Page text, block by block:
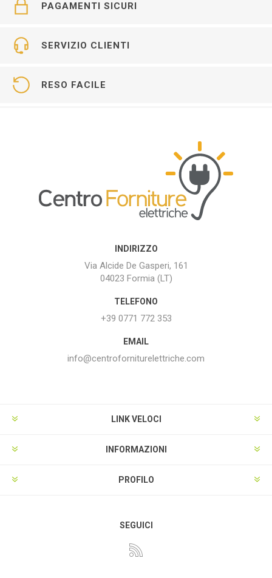
PAGAMENTI SICURI
SERVIZIO CLIENTI
RESO FACILE
INDIRIZZO
Via Alcide De Gasperi, 161
04023 Formia (LT)
TELEFONO
+39 0771 772 353
EMAIL
info@centroforniturelettriche.com
LINK VELOCI
INFORMAZIONI
PROFILO
SEGUICI